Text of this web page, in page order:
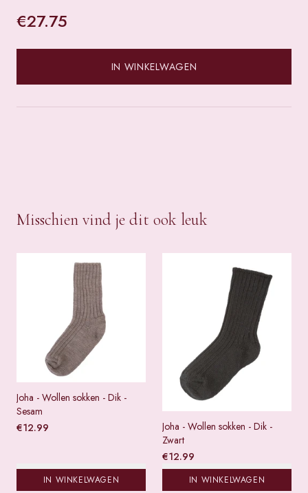
€27.75
IN WINKELWAGEN
Misschien vind je dit ook leuk
Joha - Wollen sokken - Dik -
Sesam
€12.99
IN WINKELWAGEN
Joha - Wollen sokken - Dik -
Zwart
€12.99
IN WINKELWAGEN